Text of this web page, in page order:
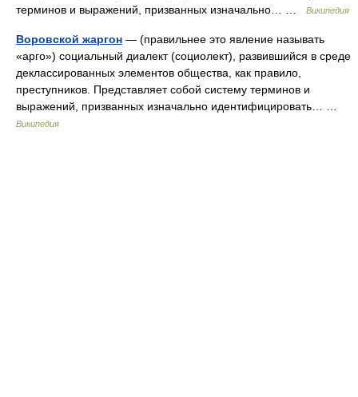
терминов и выражений, призванных изначально… …
Википедия
Воровской жаргон — (правильнее это явление называть
«арго») социальный диалект (социолект), развившийся в среде
деклассированных элементов общества, как правило,
преступников. Представляет собой систему терминов и
выражений, призванных изначально идентифицировать… …
Википедия